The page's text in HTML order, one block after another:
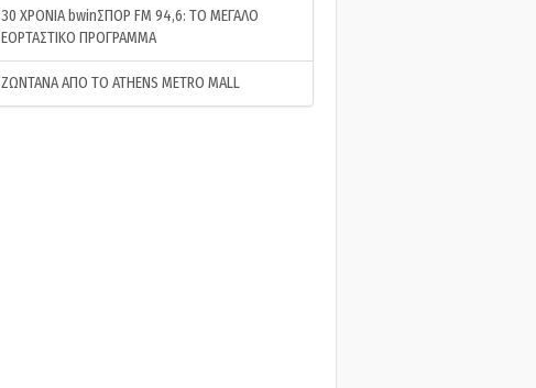
30 ΧΡΟΝΙΑ bwinΣΠΟΡ FM 94,6: ΤΟ ΜΕΓΑΛΟ
ΕΟΡΤΑΣΤΙΚΟ ΠΡΟΓΡΑΜΜΑ
ΖΩΝΤΑΝΑ ΑΠΟ ΤΟ ATHENS METRO MALL